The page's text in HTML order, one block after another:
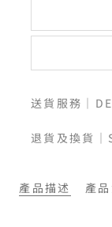
送貨服務｜
退貨及換貨
產品描述 產